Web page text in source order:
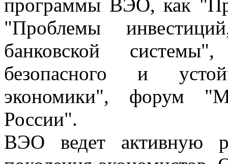
программы ВЭО, как
"Проблемы
банковской
безопасного и
экономики", форум
России".
ВЭО ведет активную